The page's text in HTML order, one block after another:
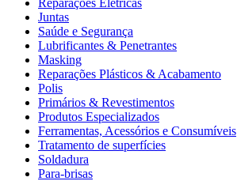
Juntas
Saúde e Segurança
Lubrificantes & Penetrantes
Masking
Reparações Plásticos & Acabamento
Polis
Primários & Revestimentos
Produtos Especializados
Ferramentas, Acessórios e Consumíveis
Tratamento de superfícies
Soldadura
Para-brisas